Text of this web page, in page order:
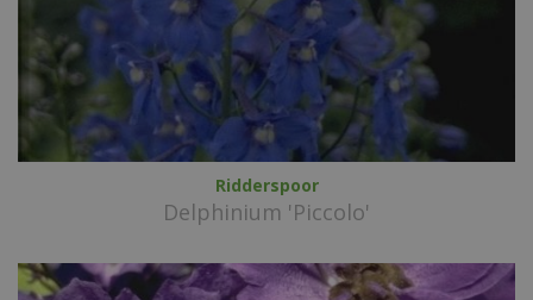
Ridderspoor
Delphinium 'Piccolo'